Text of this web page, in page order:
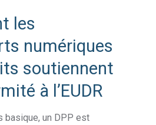
les
numériques
soutiennent
à l’EUDR
basique, un DPP est